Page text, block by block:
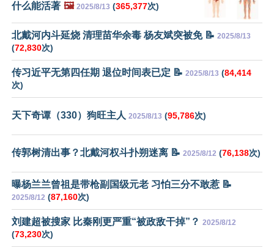
什么能活著 🖼️ 2025/8/13 (365,377次)
北戴河内斗延烧 清理苗华余毒 杨友斌突被免 📝 2025/8/13
(72,830次)
传习近平无第四任期 退位时间表已定 📝 2025/8/13 (84,414
次)
天下奇谭（330）狗旺主人 2025/8/13 (95,786次)
传郭树清出事？北戴河权斗扑朔迷离 📝 2025/8/12 (76,138次)
曝杨兰兰曾祖是带枪副国级元老 习怕三分不敢惹 📝
2025/8/12 (87,160次)
刘建超被搜家 比秦刚更严重“被政敌干掉”？ 2025/8/12
(73,230次)